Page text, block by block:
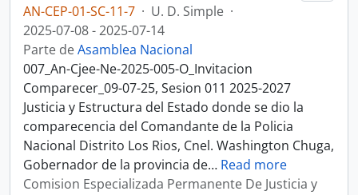
AN-CEP-01-SC-11-7 · U. D. Simple ·
2025-07-08 - 2025-07-14
Parte deAsamblea Nacional
007_An-Cjee-Ne-2025-005-O_Invitacion
Comparecer_09-07-25, Sesion 011 2025-2027
Justicia y Estructura del Estado donde se dio la
comparecencia del Comandante de la Policia
Nacional Distrito Los Rios, Cnel. Washington Chuga,
Gobernador de la provincia de… Read more
Comision Especializada Permanente De Justicia y